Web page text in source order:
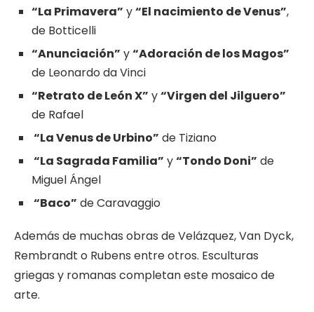
“La Primavera” y“El nacimiento de Venus”,
de Botticelli
“Anunciación” y“Adoración de los Magos”
de Leonardo da Vinci
“Retrato de León X” y“Virgen del Jilguero”
de Rafael
“La Venus de Urbino” de Tiziano
“La Sagrada Familia” y“Tondo Doni” de
Miguel Ángel
“Baco” de Caravaggio
Además de muchas obras de Velázquez, Van Dyck,
Rembrandt o Rubens entre otros. Esculturas
griegas y romanas completan este mosaico de
arte.